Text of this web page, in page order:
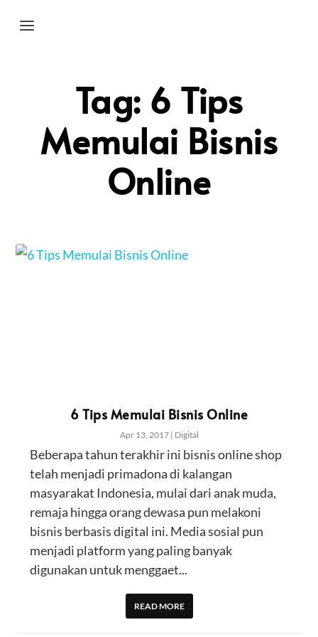
Tag: 6 Tips
Memulai Bisnis
Online
6 Tips Memulai Bisnis Online
Apr 13, 2017| Digital
Beberapa tahun terakhir ini bisnis online shop
telah menjadi primadona di kalangan
masyarakat Indonesia, mulai dari anak muda,
remaja hingga orang dewasa pun melakoni
bisnis berbasis digital ini. Media sosial pun
menjadi platform yang paling banyak
digunakan untuk menggaet...
READ MORE